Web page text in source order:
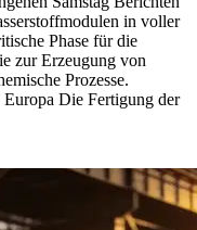
in voller
Phase für die
zur Erzeugung von
Prozesse.
Die Fertigung der